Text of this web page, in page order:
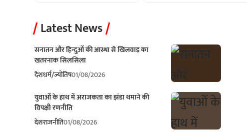
Latest News
सनातन और हिन्दुओं की आस्था से खिलवाड़ का
खतरनाक सिलसिला
देशधर्म/ज्योतिष01/08/2026
युवाओं के हाथ में अराजकता का झंडा थमाने की
विपक्षी रणनीति
देशराजनीति01/08/2026